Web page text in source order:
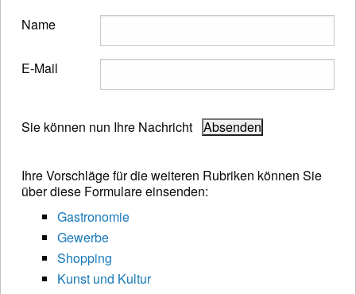
Name
E-Mail
Sie können nun Ihre Nachricht
Ihre Vorschläge für die weiteren Rubriken können Sie
über diese Formulare einsenden:
Gastronomie
Gewerbe
Shopping
Kunst und Kultur